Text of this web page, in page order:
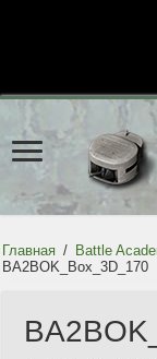
Главная / Battle
BA2BOK_Box_3D_170